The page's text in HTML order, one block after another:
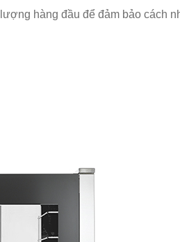
hàng đầu để đảm bảo cách